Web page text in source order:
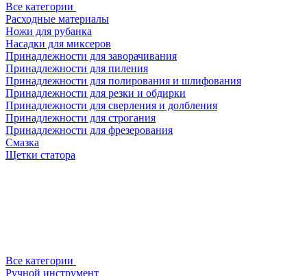
Все категории
Расходные материалы
Ножи для рубанка
Насадки для миксеров
Принадлежности для заворачивания
Принадлежности для пиления
Принадлежности для полирования и шлифования
Принадлежности для резки и обдирки
Принадлежности для сверления и долбления
Принадлежности для строгания
Принадлежности для фрезерования
Смазка
Щетки статора
Все категории
Ручной инструмент